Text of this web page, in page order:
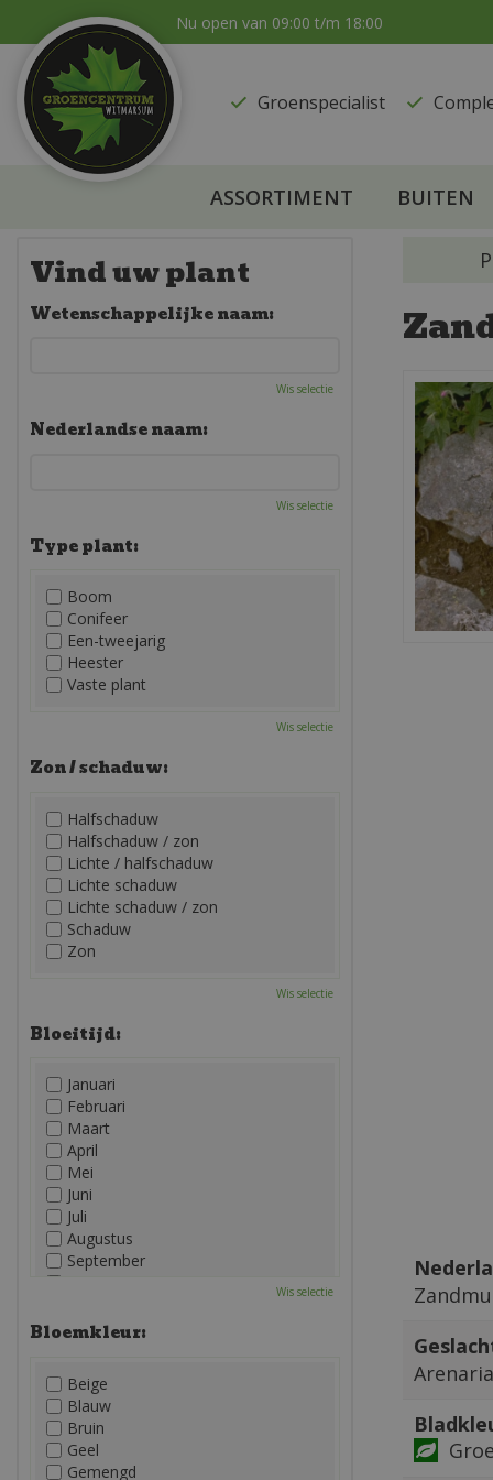
naar
content
Nu open van 09:00 t/m 18:00
Groenspecialist
ASSORTIMENT BUITEN
Arenaria
Vind uw plant
Wetenschappelijke naam:
Wis selectie
Nederlandse naam:
Wis selectie
Type plant:
Boom
Conifeer
Een-tweejarig
Heester
Vaste plant
Wis selectie
Zon / schaduw:
Halfschaduw
Halfschaduw / zon
Lichte / halfschaduw
Lichte schaduw
Lichte schaduw / zon
Schaduw
Zon
Wis selectie
Bloeitijd:
Januari
Februari
Maart
April
Mei
Juni
Juli
Augustus
September
December
Wis selectie
Bloemkleur:
Beige
Blauw
Bruin
Geel
Gemengd